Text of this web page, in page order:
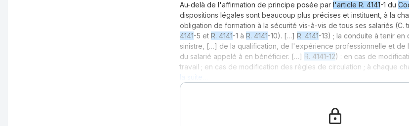
Au-delà de l'affirmation de principe posée par l'article R. 4141-1 du
dispositions légales sont beaucoup plus précises et instituent, à la
obligation de formation à la sécurité vis-à-vis de tous ses salariés (C.
4141-5 et R. 4141-1 à R. 4141-10). […] R. 4141-13) ; la conduite à tenir
sinistre, […] de la qualification, de l'expérience professionnelle et de
du salarié appelé à en bénéficier. […] R. 4141-12) : en cas de
travail ; en cas de modification des règles de circulation ; à chaque
la suite…